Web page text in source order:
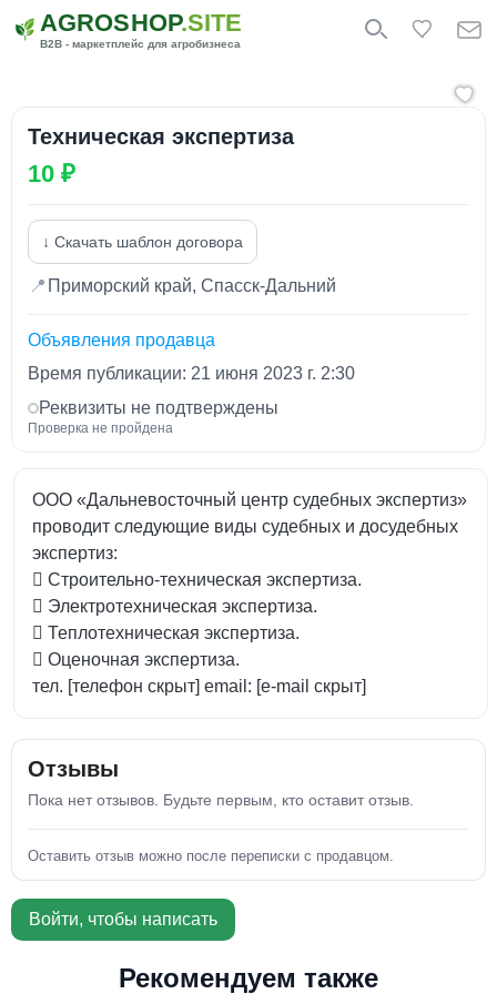
AGROSHOP.SITE
B2B - маркетплейс для агробизнеса
Техническая экспертиза
10 ₽
↓ Скачать шаблон договора
📍 Приморский край, Спасск-Дальний
Объявления продавца
Время публикации: 21 июня 2023 г. 2:30
Реквизиты не подтверждены
Проверка не пройдена
ООО «Дальневосточный центр судебных экспертиз»
проводит следующие виды судебных и досудебных
экспертиз:
 Строительно-техническая экспертиза.
 Электротехническая экспертиза.
 Теплотехническая экспертиза.
 Оценочная экспертиза.
тел. [телефон скрыт] email: [e-mail скрыт]
Отзывы
Пока нет отзывов. Будьте первым, кто оставит отзыв.
Оставить отзыв можно после переписки с продавцом.
Войти, чтобы написать
Рекомендуем также